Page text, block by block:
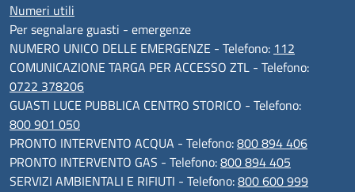
Numeri utili
Per segnalare guasti - emergenze
NUMERO UNICO DELLE EMERGENZE - Telefono: 112
COMUNICAZIONE TARGA PER ACCESSO ZTL - Telefono:
0722 378206
GUASTI LUCE PUBBLICA CENTRO STORICO - Telefono:
800 901 050
PRONTO INTERVENTO ACQUA - Telefono:800 894 406
PRONTO INTERVENTO GAS - Telefono:800 894 405
SERVIZI AMBIENTALI E RIFIUTI - Telefono:800 600 999